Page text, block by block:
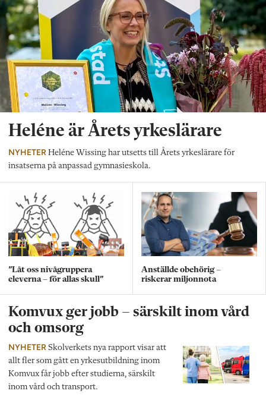
Heléne är Årets yrkeslärare
NYHETER Heléne Wissing har utsetts till Årets yrkeslärare för
insatserna på anpassad gymnasieskola.
”Låt oss nivågruppera
eleverna – för allas skull”
Anställde obehörig –
riskerar miljonnota
Komvux ger jobb – särskilt inom vård
och omsorg
NYHETER Skolverkets nya rapport visar att
allt fler som gått en yrkesutbildning inom
Komvux får jobb efter studierna, särskilt
inom vård och transport.